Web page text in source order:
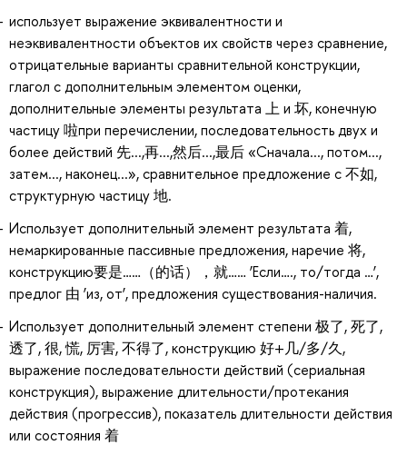
использует выражение эквивалентности и
неэквивалентности объектов их свойств через сравнение,
отрицательные варианты сравнительной конструкции,
глагол с дополнительным элементом оценки,
дополнительные элементы результата 上 и 坏, конечную
частицу 啦при перечислении, последовательность двух и
более действий 先...,再...,然后...,最后 «Сначала..., потом...,
затем..., наконец...», сравнительное предложение с 不如,
структурную частицу 地.
Использует дополнительный элемент результата 着,
немаркированные пассивные предложения, наречие 将,
конструкцию要是……（的话），就…… ‘Если…., то/тогда …’,
предлог 由 ‘из, от’, предложения существования-наличия.
Использует дополнительный элемент степени 极了, 死了,
透了, 很, 慌, 厉害, 不得了, конструкцию 好+几/多/久,
выражение последовательности действий (сериальная
конструкция), выражение длительности/протекания
действия (прогрессив), показатель длительности действия
или состояния 着